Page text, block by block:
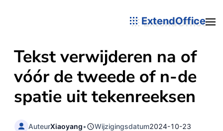
ExtendOffice
Tekst verwijderen na of
vóór de tweede of n-de
spatie uit tekenreeksen
AuteurXiaoyang• Wijzigingsdatum2024-10-23